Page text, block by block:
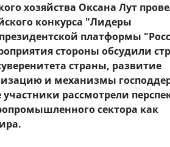
хозяйства Оксана Лут
конкурса "Лидеры
платформы
стороны обсудили
страны, развитие
и механизмы
рассмотрели
сектора как